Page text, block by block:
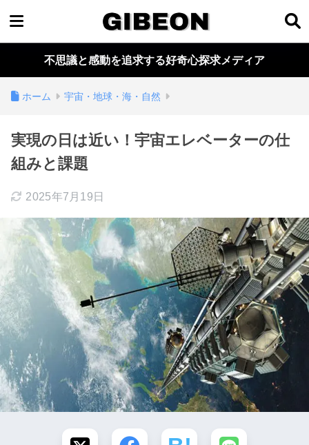
不思議と感動を追求する好奇心探求メディア
ホーム 宇宙・地球・海・自然
実現の日は近い！宇宙エレベーターの仕
組みと課題
2025年7月19日